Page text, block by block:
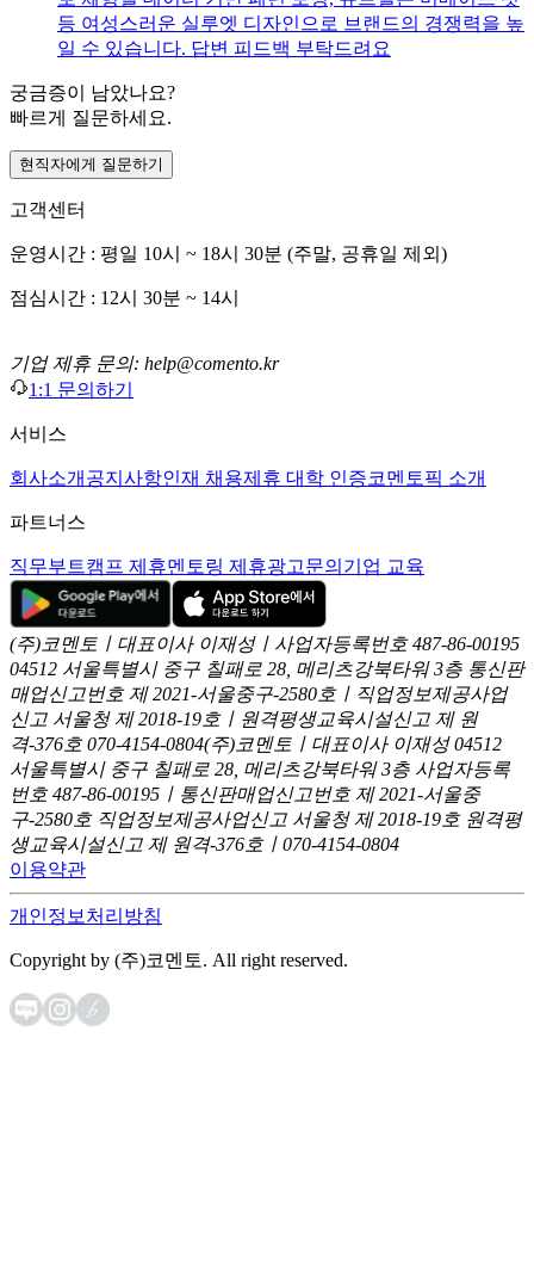
등 여성스러운 실루엣 디자인으로 브랜드의 경쟁력을 높
일 수 있습니다. 답변 피드백 부탁드려요
궁금증이 남았나요?
빠르게 질문하세요.
현직자에게 질문하기
고객센터
운영시간 : 평일 10시 ~ 18시 30분 (주말, 공휴일 제외)
점심시간 : 12시 30분 ~ 14시
기업 제휴 문의: help@comento.kr
1:1 문의하기
서비스
회사소개 공지사항인재 채용제휴 대학 인증코멘토픽 소개
파트너스
직무부트캠프 제휴멘토링 제휴광고문의 기업 교육
(주)코멘토ㅣ대표이사 이재성ㅣ사업자등록번호 487-86-00195
04512 서울특별시 중구 칠패로 28, 메리츠강북타워 3층 통신판
매업신고번호 제 2021-서울중구-2580호ㅣ직업정보제공사업
신고 서울청 제 2018-19호ㅣ원격평생교육시설신고 제 원
격-376호 070-4154-0804(주)코멘토ㅣ대표이사 이재성 04512
서울특별시 중구 칠패로 28, 메리츠강북타워 3층 사업자등록
번호 487-86-00195ㅣ통신판매업신고번호 제 2021-서울중
구-2580호 직업정보제공사업신고 서울청 제 2018-19호 원격평
생교육시설신고 제 원격-376호ㅣ070-4154-0804
이용약관
개인정보처리방침
Copyright by (주)코멘토. All right reserved.